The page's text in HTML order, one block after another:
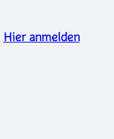
Hier anmelden